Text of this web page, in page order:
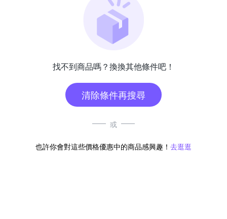
找不到商品嗎？換換其他條件吧！
清除條件再搜尋
或
也許你會對這些價格優惠中的商品感興趣！ 去逛逛